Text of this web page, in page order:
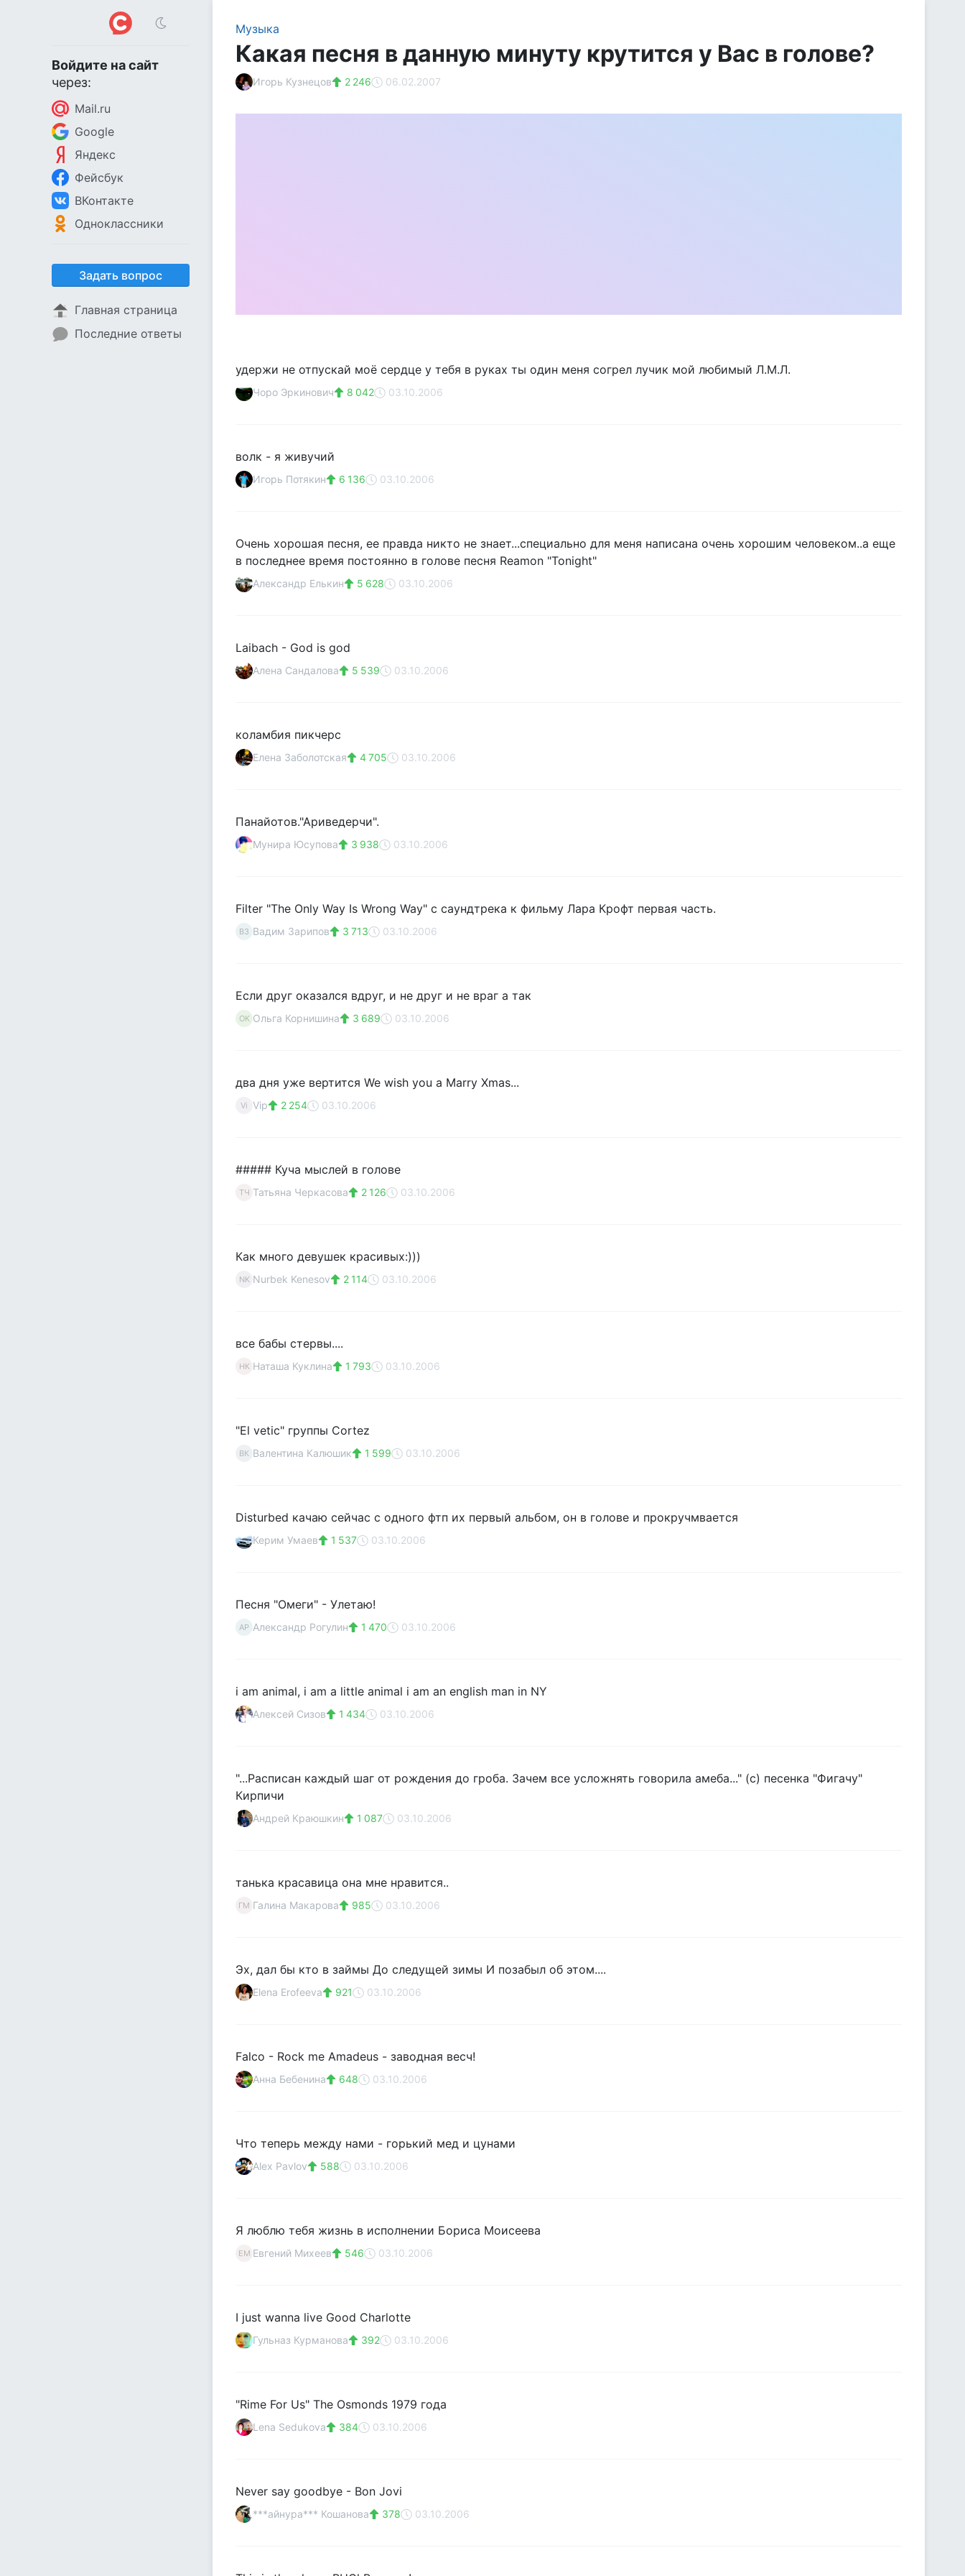
Войдите на сайт
через:
Mail.ru
Google
Яндекс
Фейсбук
ВКонтакте
Одноклассники
Задать вопрос
Главная страница
Последние ответы
Музыка
Какая песня в данную минуту крутится у Вас в голове?
Игорь Кузнецов 2 246 06.02.2007
удержи не отпускай моё сердце у тебя в руках ты один меня согрел лучик мой любимый Л.М.Л.
Чоро Эркинович 8 042 03.10.2006
волк - я живучий
Игорь Потякин 6 136 03.10.2006
Очень хорошая песня, ее правда никто не знает...специально для меня написана очень хорошим человеком..а еще
в последнее время постоянно в голове песня Reamon "Tonight"
Александр Елькин 5 628 03.10.2006
Laibach - God is god
Алена Сандалова 5 539 03.10.2006
коламбия пикчерс
Елена Заболотская 4 705 03.10.2006
Панайотов."Ариведерчи".
Мунира Юсупова 3 938 03.10.2006
Filter "The Only Way Is Wrong Way" с саундтрека к фильму Лара Крофт первая часть.
ВЗ Вадим Зарипов 3 713 03.10.2006
Если друг оказался вдруг, и не друг и не враг а так
ОК Ольга Корнишина 3 689 03.10.2006
два дня уже вертится We wish you a Marry Xmas...
Vi Vip 2 254 03.10.2006
##### Куча мыслей в голове
ТЧ Татьяна Черкасова 2 126 03.10.2006
Как много девушек красивых:)))
NK Nurbek Kenesov 2 114 03.10.2006
все бабы стервы....
НК Наташа Куклина 1 793 03.10.2006
"El vetic" группы Cortez
ВК Валентина Калюшик 1 599 03.10.2006
Disturbed качаю сейчас с одного фтп их первый альбом, он в голове и прокручмвается
Керим Умаев 1 537 03.10.2006
Песня "Омеги" - Улетаю!
АР Александр Рогулин 1 470 03.10.2006
i am animal, i am a little animal i am an english man in NY
Алексей Сизов 1 434 03.10.2006
"...Расписан каждый шаг от рождения до гроба. Зачем все усложнять говорила амеба..." (с) песенка "Фигачу"
Кирпичи
Андрей Краюшкин 1 087 03.10.2006
танька красавица она мне нравится..
ГМ Галина Макарова 985 03.10.2006
Эх, дал бы кто в займы До следущей зимы И позабыл об этом....
Elena Erofeeva 921 03.10.2006
Falco - Rock me Amadeus - заводная весч!
Анна Бебенина 648 03.10.2006
Что теперь между нами - горький мед и цунами
Alex Pavlov 588 03.10.2006
Я люблю тебя жизнь в исполнении Бориса Моисеева
ЕМ Евгений Михеев 546 03.10.2006
I just wanna live Good Charlotte
Гульназ Курманова 392 03.10.2006
"Rime For Us" The Osmonds 1979 года
Lena Sedukova 384 03.10.2006
Never say goodbye - Bon Jovi
***айнура*** Кошанова 378 03.10.2006